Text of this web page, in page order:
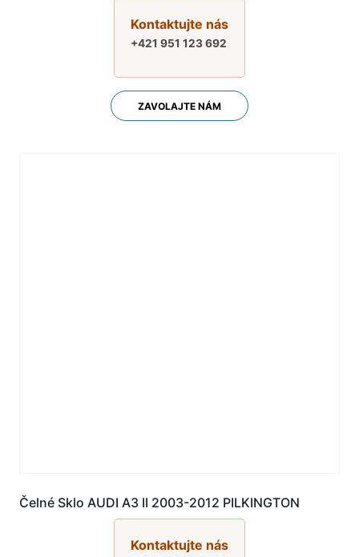
Kontaktujte nás
+421 951 123 692
ZAVOLAJTE NÁM
Čelné Sklo AUDI A3 II 2003-2012 PILKINGTON
Kontaktujte nás